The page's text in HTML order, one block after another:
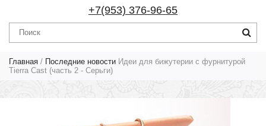
+7(953) 376-96-65
Главная / Последние новости Идеи для бижутерии с фурнитурой
Tierra Cast (часть 2 - Серьги)